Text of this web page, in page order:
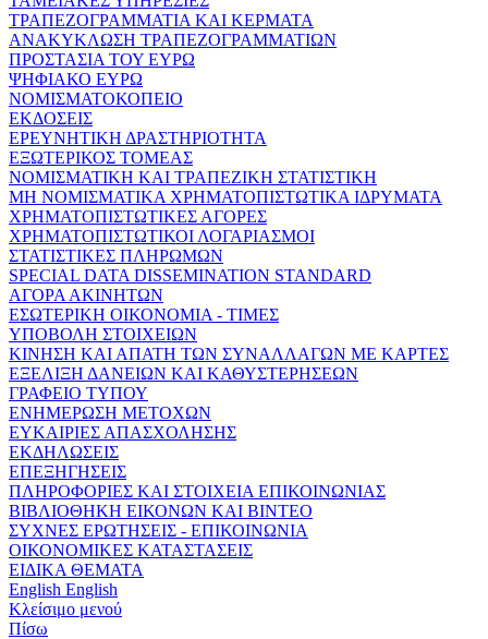
ΤΡΑΠΕΖΟΓΡΑΜΜΑΤΙΑ ΚΑΙ ΚΕΡΜΑΤΑ
ΑΝΑΚΥΚΛΩΣΗ ΤΡΑΠΕΖΟΓΡΑΜΜΑΤΙΩΝ
ΠΡΟΣΤΑΣΙΑ ΤΟΥ ΕΥΡΩ
ΨΗΦΙΑΚΟ ΕΥΡΩ
ΝΟΜΙΣΜΑΤΟΚΟΠΕΙΟ
ΕΚΔΟΣΕΙΣ
ΕΡΕΥΝΗΤΙΚΗ ΔΡΑΣΤΗΡΙΟΤΗΤΑ
ΕΞΩΤΕΡΙΚΟΣ ΤΟΜΕΑΣ
ΝΟΜΙΣΜΑΤΙΚΗ ΚΑΙ ΤΡΑΠΕΖΙΚΗ ΣΤΑΤΙΣΤΙΚΗ
ΜΗ ΝΟΜΙΣΜΑΤΙΚΑ ΧΡΗΜΑΤΟΠΙΣΤΩΤΙΚΑ ΙΔΡΥΜΑΤΑ
ΧΡΗΜΑΤΟΠΙΣΤΩΤΙΚΕΣ ΑΓΟΡΕΣ
ΧΡΗΜΑΤΟΠΙΣΤΩΤΙΚΟΙ ΛΟΓΑΡΙΑΣΜΟΙ
ΣΤΑΤΙΣΤΙΚΕΣ ΠΛΗΡΩΜΩΝ
SPECIAL DATA DISSEMINATION STANDARD
ΑΓΟΡΑ ΑΚΙΝΗΤΩΝ
ΕΣΩΤΕΡΙΚΗ ΟΙΚΟΝΟΜΙΑ - ΤΙΜΕΣ
ΥΠΟΒΟΛΗ ΣΤΟΙΧΕΙΩΝ
ΚΙΝΗΣΗ ΚΑΙ ΑΠΑΤΗ ΤΩΝ ΣΥΝΑΛΛΑΓΩΝ ΜΕ ΚΑΡΤΕΣ
ΕΞΕΛΙΞΗ ΔΑΝΕΙΩΝ ΚΑΙ ΚΑΘΥΣΤΕΡΗΣΕΩΝ
ΓΡΑΦΕΙΟ ΤΥΠΟΥ
ΕΝΗΜΕΡΩΣΗ ΜΕΤΟΧΩΝ
ΕΥΚΑΙΡΙΕΣ ΑΠΑΣΧΟΛΗΣΗΣ
ΕΚΔΗΛΩΣΕΙΣ
ΕΠΕΞΗΓΗΣΕΙΣ
ΠΛΗΡΟΦΟΡΙΕΣ ΚΑΙ ΣΤΟΙΧΕΙΑ ΕΠΙΚΟΙΝΩΝΙΑΣ
ΒΙΒΛΙΟΘΗΚΗ ΕΙΚΟΝΩΝ ΚΑΙ ΒΙΝΤΕΟ
ΣΥΧΝΕΣ ΕΡΩΤΗΣΕΙΣ - ΕΠΙΚΟΙΝΩΝΙΑ
ΟΙΚΟΝΟΜΙΚΕΣ ΚΑΤΑΣΤΑΣΕΙΣ
ΕΙΔΙΚΑ ΘΕΜΑΤΑ
English English
Κλείσιμο μενού
Πίσω